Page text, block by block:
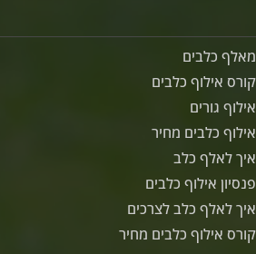
מאלף כלבים
קורס אילוף כלבים
אילוף גורים
אילוף כלבים מחיר
איך לאלף כלב
פנסיון אילוף כלבים
איך לאלף כלב לצרכים
קורס אילוף כלבים מחיר